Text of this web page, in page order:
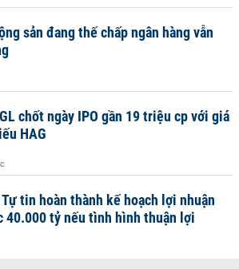
sản đang thế chấp ngân hàng vẫn
chốt ngày IPO gần 19 triệu cp với giá
HAG
tin hoàn thành kế hoạch lợi nhuận
40.000 tỷ nếu tình hình thuận lợi